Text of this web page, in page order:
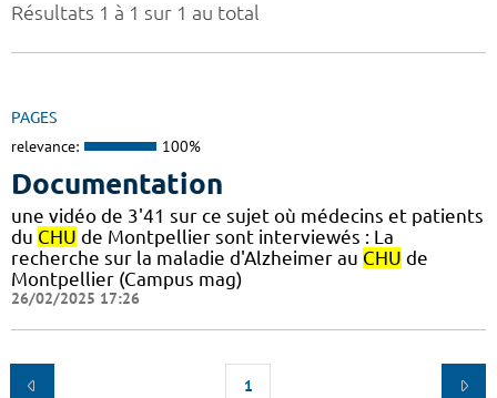
Résultats 1 à 1 sur 1 au total
PAGES
relevance: 100%
Documentation
une vidéo de 3'41 sur ce sujet où médecins et patients
du CHU de Montpellier sont interviewés : La
recherche sur la maladie d'Alzheimer au CHU de
Montpellier (Campus mag)
26/02/2025 17:26
1